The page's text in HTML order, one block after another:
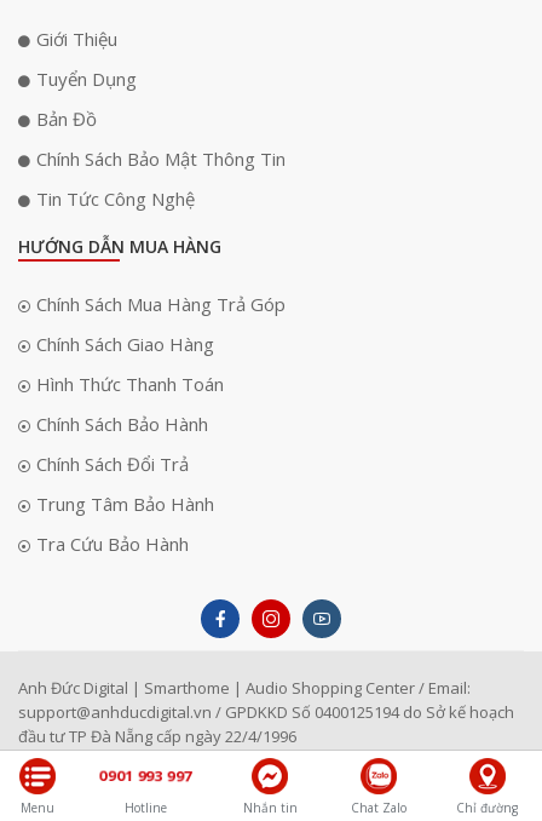
Menu
0901 993 997
Hotline Nhắn tin Chat Zalo Chỉ đường
Giới Thiệu
Tuyển Dụng
Bản Đồ
Chính Sách Bảo Mật Thông Tin
Tin Tức Công Nghệ
HƯỚNG DẪN MUA HÀNG
Chính Sách Mua Hàng Trả Góp
Chính Sách Giao Hàng
Hình Thức Thanh Toán
Chính Sách Bảo Hành
Chính Sách Đổi Trả
Trung Tâm Bảo Hành
Tra Cứu Bảo Hành
Anh Đức Digital | Smarthome | Audio Shopping Center / Email:
support@anhducdigital.vn / GPDKKD Số 0400125194 do Sở kế hoạch
đầu tư TP Đà Nẵng cấp ngày 22/4/1996